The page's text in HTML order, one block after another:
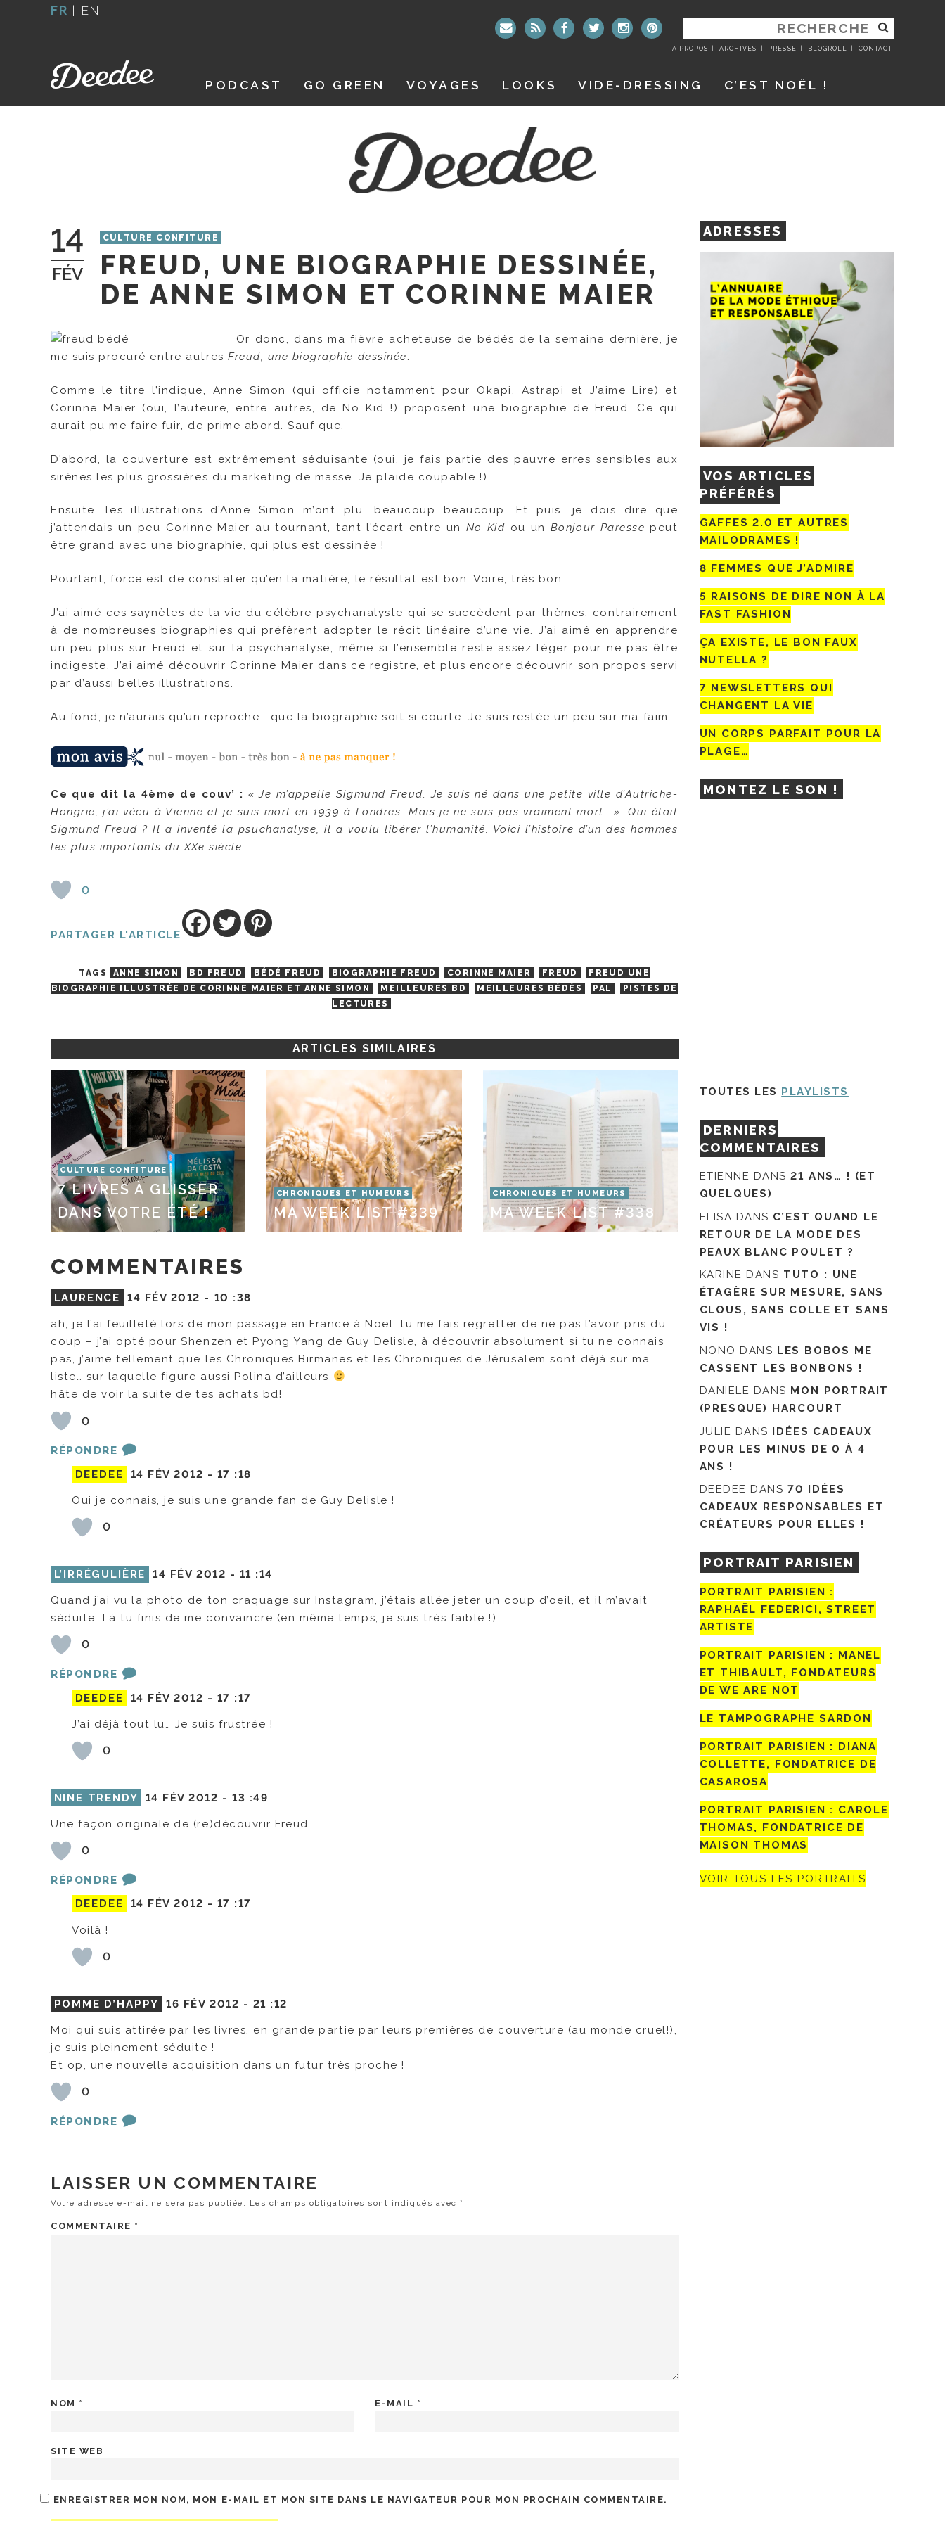
FR | EN
RECHERCHER
:
A PROPOS ARCHIVES PRESSE BLOGROLL CONTACT
PODCAST GO GREEN VOYAGES LOOKS VIDE-DRESSING C’EST NOËL !
14
FÉV
CULTURE CONFITURE
FREUD, UNE BIOGRAPHIE DESSINÉE,
DE ANNE SIMON ET CORINNE MAIER
Or donc, dans ma fièvre acheteuse de bédés de la semaine dernière, je
me suis procuré entre autresFreud, une biographie dessinée.
Comme le titre l’indique, Anne Simon (qui officie notamment pour Okapi, Astrapi et J’aime Lire) et
Corinne Maier (oui, l’auteure, entre autres, de No Kid !) proposent une biographie de Freud. Ce qui
aurait pu me faire fuir, de prime abord. Sauf que.
D’abord, la couverture est extrêmement séduisante (oui, je fais partie des pauvre erres sensibles aux
sirènes les plus grossières du marketing de masse. Je plaide coupable !).
Ensuite, les illustrations d’Anne Simon m’ont plu, beaucoup beaucoup. Et puis, je dois dire que
j’attendais un peu Corinne Maier au tournant, tant l’écart entre un No Kid ou un Bonjour Paresse peut
être grand avec une biographie, qui plus est dessinée !
Pourtant, force est de constater qu’en la matière, le résultat est bon. Voire, très bon.
J’ai aimé ces saynètes de la vie du célèbre psychanalyste qui se succèdent par thèmes, contrairement
à de nombreuses biographies qui préfèrent adopter le récit linéaire d’une vie. J’ai aimé en apprendre
un peu plus sur Freud et sur la psychanalyse, même si l’ensemble reste assez léger pour ne pas être
indigeste. J’ai aimé découvrir Corinne Maier dans ce registre, et plus encore découvrir son propos servi
par d’aussi belles illustrations.
Au fond, je n’aurais qu’un reproche : que la biographie soit si courte. Je suis restée un peu sur ma faim…
Ce que dit la 4ème de couv’ : « Je m’appelle Sigmund Freud. Je suis né dans une petite ville d’Autriche-
Hongrie, j’ai vécu à Vienne et je suis mort en 1939 à Londres. Mais je ne suis pas vraiment mort… ». Qui était
Sigmund Freud ? Il a inventé la psuchanalyse, il a voulu libérer l’humanité. Voici l’histoire d’un des hommes
les plus importants du XXe siècle…
0
PARTAGER L'ARTICLE
TAGS ANNE SIMON BD FREUD BÉDÉ FREUD BIOGRAPHIE FREUD CORINNE MAIER FREUD
FREUD UNE
BIOGRAPHIE ILLUSTRÉE DE CORINNE MAIER ET ANNE SIMON
MEILLEURES BD MEILLEURES BÉDÉS PAL
PISTES DE
LECTURES
ARTICLES SIMILAIRES
CULTURE CONFITURE
7 LIVRES À GLISSER
DANS VOTRE ÉTÉ !
CHRONIQUES ET HUMEURS
MA WEEK LIST #339
CHRONIQUES ET HUMEURS
MA WEEK LIST #338
COMMENTAIRES
LAURENCE 14 FÉV 2012 - 10 :38
ah, je l’ai feuilleté lors de mon passage en France à Noel, tu me fais regretter de ne pas l’avoir pris du
coup – j’ai opté pour Shenzen et Pyong Yang de Guy Delisle, à découvrir absolument si tu ne connais
pas, j’aime tellement que les Chroniques Birmanes et les Chroniques de Jérusalem sont déjà sur ma
liste… sur laquelle figure aussi Polina d’ailleurs
hâte de voir la suite de tes achats bd!
0
RÉPONDRE
DEEDEE
14 FÉV 2012 - 17 :18
Oui je connais, je suis une grande fan de Guy Delisle !
0
L’IRRÉGULIÈRE 14 FÉV 2012 - 11 :14
Quand j’ai vu la photo de ton craquage sur Instagram, j’étais allée jeter un coup d’oeil, et il m’avait
séduite. Là tu finis de me convaincre (en même temps, je suis très faible !)
0
RÉPONDRE
DEEDEE
14 FÉV 2012 - 17 :17
J’ai déjà tout lu… Je suis frustrée !
0
NINE TRENDY 14 FÉV 2012 - 13 :49
Une façon originale de (re)découvrir Freud.
0
RÉPONDRE
DEEDEE
14 FÉV 2012 - 17 :17
Voilà !
0
POMME D’HAPPY 16 FÉV 2012 - 21 :12
Moi qui suis attirée par les livres, en grande partie par leurs premières de couverture (au monde cruel!),
je suis pleinement séduite !
Et op, une nouvelle acquisition dans un futur très proche !
0
RÉPONDRE
LAISSER UN COMMENTAIRE
Votre adresse e-mail ne sera pas publiée. Les champs obligatoires sont indiqués avec *
COMMENTAIRE *
NOM * E-MAIL *
SITE WEB
ENREGISTRER MON NOM, MON E-MAIL ET MON SITE DANS LE NAVIGATEUR POUR MON PROCHAIN COMMENTAIRE.
ADRESSES
VOS ARTICLES
PRÉFÉRÉS
GAFFES 2.0 ET AUTRES
MAILODRAMES !
8 FEMMES QUE J’ADMIRE
5 RAISONS DE DIRE NON À LA
FAST FASHION
ÇA EXISTE, LE BON FAUX
NUTELLA ?
7 NEWSLETTERS QUI
CHANGENT LA VIE
UN CORPS PARFAIT POUR LA
PLAGE…
MONTEZ LE SON !
TOUTES LES PLAYLISTS
DERNIERS
COMMENTAIRES
ETIENNE DANS21 ANS… ! (ET
QUELQUES)
ELISA DANS C’EST QUAND LE
RETOUR DE LA MODE DES
PEAUX BLANC POULET ?
KARINE DANS TUTO : UNE
ÉTAGÈRE SUR MESURE, SANS
CLOUS, SANS COLLE ET SANS
VIS !
NONO DANS LES BOBOS ME
CASSENT LES BONBONS !
DANIELE DANS MON PORTRAIT
(PRESQUE) HARCOURT
JULIE DANS IDÉES CADEAUX
POUR LES MINUS DE 0 À 4
ANS !
DEEDEE DANS 70 IDÉES
CADEAUX RESPONSABLES ET
CRÉATEURS POUR ELLES !
PORTRAIT PARISIEN
PORTRAIT PARISIEN :
RAPHAËL FEDERICI, STREET
ARTISTE
PORTRAIT PARISIEN : MANEL
ET THIBAULT, FONDATEURS
DE WE ARE NOT
LE TAMPOGRAPHE SARDON
PORTRAIT PARISIEN : DIANA
COLLETTE, FONDATRICE DE
CASAROSA
PORTRAIT PARISIEN : CAROLE
THOMAS, FONDATRICE DE
MAISON THOMAS
VOIR TOUS LES PORTRAITS